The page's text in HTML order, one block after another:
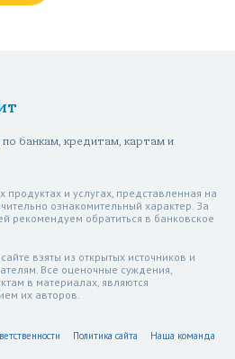
банкам, кредитам, картам и
и услугах, представленная на
ознакомительный характер. За
обратиться в банковское
взяты из открытых источников и
Все оценочные суждения,
в материалах, являются
их авторов.
Политика сайта Наша команда